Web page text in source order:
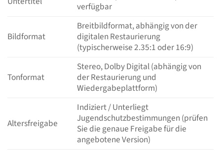
verfügbar
Bildformat
Breitbildformat, abhängig von der
digitalen Restaurierung
(typischerweise 2.35:1 oder 16:9)
Tonformat
Stereo, Dolby Digital (abhängig von
der Restaurierung und
Wiedergabeplattform)
Altersfreigabe
Indiziert / Unterliegt
Jugendschutzbestimmungen (prüfen
Sie die genaue Freigabe für die
angebotene Version)